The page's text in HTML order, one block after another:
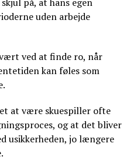
uden arbejde
ved at finde ro, når
kan føles som
at være skuespiller ofte
og at det bliver
usikkerheden, jo længere